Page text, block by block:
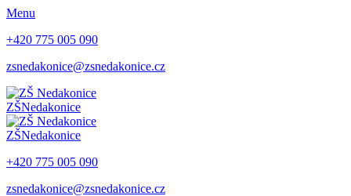
Menu
+420 775 005 090
zsnedakonice@zsnedakonice.cz
ZŠNedakonice
ZŠNedakonice
+420 775 005 090
zsnedakonice@zsnedakonice.cz